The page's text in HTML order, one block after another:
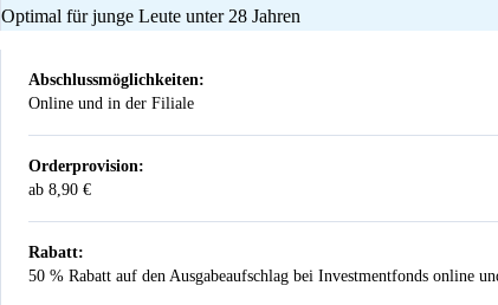
Optimal für junge Leute unter 28 Jahren
Abschlussmöglichkeiten:
Online und in der Filiale
Orderprovision:
ab 8,90 €
Rabatt:
50 % Rabatt auf den Ausgabeaufschlag bei Investmentfonds online